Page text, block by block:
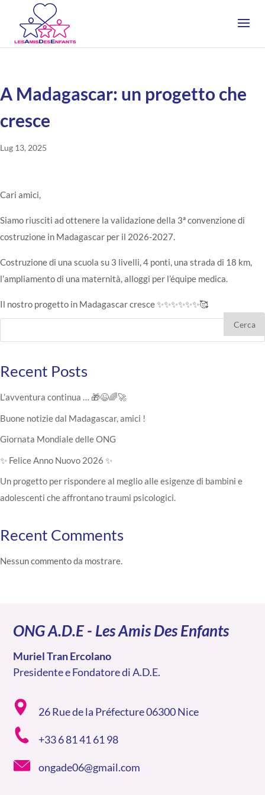
A Madagascar: un progetto che
cresce
Lug 13, 2025
Cari amici,
Siamo riusciti ad ottenere la validazione della 3ª convenzione di
costruzione in Madagascar per il 2026-2027.
Costruzione di una scuola su 3 livelli, 4 ponti, una strada di 18 km,
l’ampliamento di una maternità, alloggi per l’équipe medica.
Il nostro progetto in Madagascar cresce ✨✨✨✨✨✨🥰
Cerca
Recent Posts
L’avventura continua … 🎁😉🌈🚀
Buone notizie dal Madagascar, amici !
Giornata Mondiale delle ONG
✨ Felice Anno Nuovo 2026 ✨
Un progetto per rispondere al meglio alle esigenze di bambini e
adolescenti che affrontano traumi psicologici.
Recent Comments
Nessun commento da mostrare.
ONG A.D.E - Les Amis Des Enfants
Muriel Tran Ercolano
Presidente e Fondatore di A.D.E.
26 Rue de la Préfecture 06300 Nice
+33 6 81 41 61 98
ongade06@gmail.com